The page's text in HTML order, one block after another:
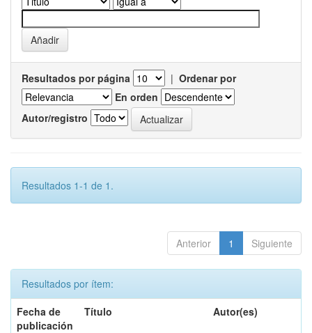
Resultados por página | Ordenar por
En orden
Autor/registro
Resultados 1-1 de 1.
Anterior 1 Siguiente
Resultados por ítem:
Fecha de
publicación
Título Autor(es)